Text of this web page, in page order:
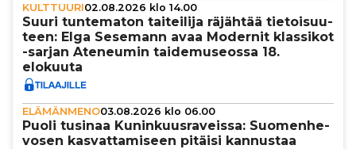
KULTTUURI02.08.2026 klo 14.00
Suuri tun­te­ma­ton tai­tei­lija räjähtää tie­toi­suu­
teen: Elga Sesemann avaa Modernit klassikot
-sarjan Ateneumin tai­de­mu­se­ossa 18.
elokuuta
ELÄMÄNMENO03.08.2026 klo 06.00
Puoli tusinaa Kunin­kuus­ra­veissa: Suo­men­he­
vo­sen kas­vat­ta­mi­seen pitäisi kannustaa